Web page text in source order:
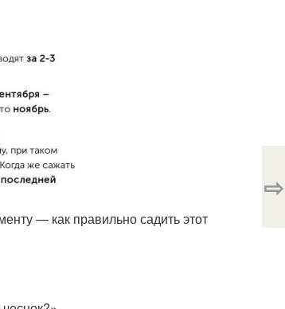
— как правильно садить этот
⇨